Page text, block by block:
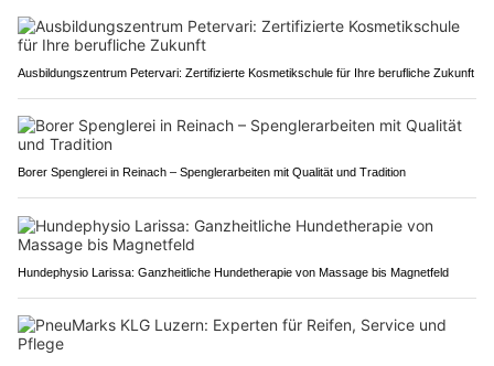
Ausbildungszentrum Petervari: Zertifizierte Kosmetikschule für Ihre berufliche Zukunft
Borer Spenglerei in Reinach – Spenglerarbeiten mit Qualität und Tradition
Hundephysio Larissa: Ganzheitliche Hundetherapie von Massage bis Magnetfeld